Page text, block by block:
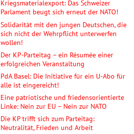
Kriegsmaterialexport: Das Schweizer
Parlament beugt sich erneut der NATO!
Solidarität mit den jungen Deutschen, die
sich nicht der Wehrpflicht unterwerfen
wollen!
Der KP-Parteitag – ein Résumée einer
erfolgreichen Veranstaltung
PdA Basel: Die Initiative für ein U-Abo für
alle ist eingereicht!
Eine patriotische und friedensorientierte
Linke: Nein zur EU – Nein zur NATO
Die KP trifft sich zum Parteitag:
Neutralität, Frieden und Arbeit